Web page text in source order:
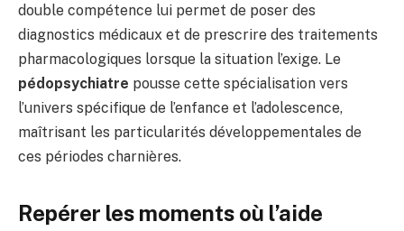
double compétence lui permet de poser des
diagnostics médicaux et de prescrire des traitements
pharmacologiques lorsque la situation l’exige. Le
pédopsychiatre pousse cette spécialisation vers
l’univers spécifique de l’enfance et l’adolescence,
maîtrisant les particularités développementales de
ces périodes charnières.
Repérer les moments où l’aide